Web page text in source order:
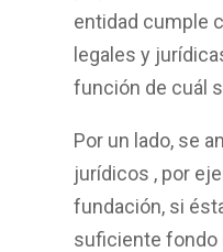
entidad cumple
legales y
función de cuál
Por un lado, se
jurídicos , por
fundación, si
suficiente fondo